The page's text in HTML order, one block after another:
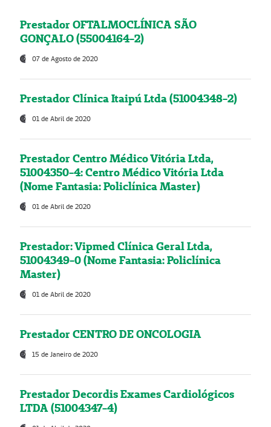
Prestador OFTALMOCLÍNICA SÃO
GONÇALO (55004164-2)
07 de Agosto de 2020
Prestador Clínica Itaipú Ltda (51004348-2)
01 de Abril de 2020
Prestador Centro Médico Vitória Ltda,
51004350-4: Centro Médico Vitória Ltda
(Nome Fantasia: Policlínica Master)
01 de Abril de 2020
Prestador: Vipmed Clínica Geral Ltda,
51004349-0 (Nome Fantasia: Policlínica
Master)
01 de Abril de 2020
Prestador CENTRO DE ONCOLOGIA
15 de Janeiro de 2020
Prestador Decordis Exames Cardiológicos
LTDA (51004347-4)